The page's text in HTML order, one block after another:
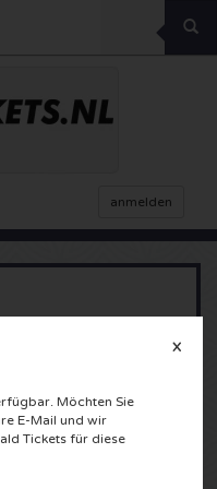
anmelden
X
Möchten Sie
E-Mail und wir
Tickets für diese